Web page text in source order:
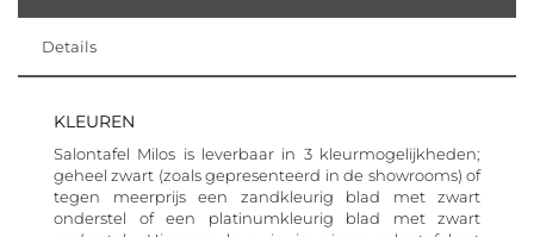
Details
KLEUREN
Salontafel Milos is leverbaar in 3 kleurmogelijkheden;
geheel zwart (zoals gepresenteerd in de showrooms) of
tegen meerprijs een zandkleurig blad met zwart
onderstel of een platinumkleurig blad met zwart